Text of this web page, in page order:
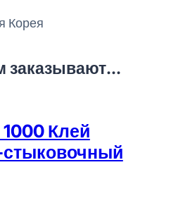
Корея
заказывают...
Клей